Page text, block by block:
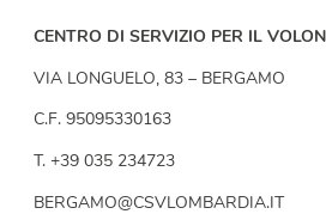
CENTRO DI SERVIZIO PER IL
VIA LONGUELO, 83 – BERGAMO
C.F. 95095330163
T. +39 035 234723
BERGAMO@CSVLOMBARDIA.IT